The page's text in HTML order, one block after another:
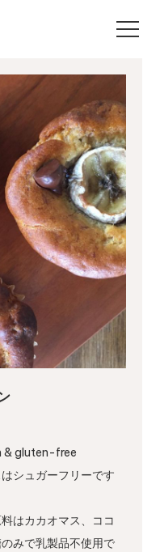
& gluten-free
シュガーフリーです
はカカオマス、ココ
みで乳製品不使用で